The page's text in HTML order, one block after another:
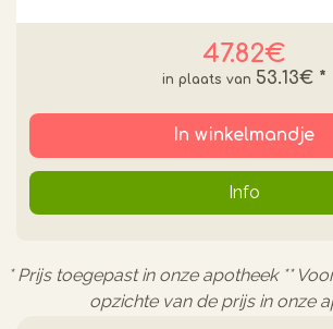
47.82€
53.13€ *
In winkelmandje
Info
* Prijs toegepast in onze apotheek **
opzichte van de prijs in onze